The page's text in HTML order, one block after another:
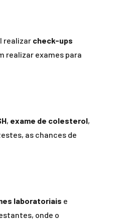
realizar check-ups
realizar exames para
, exame de colesterol,
as chances de
laboratoriais e
onde o